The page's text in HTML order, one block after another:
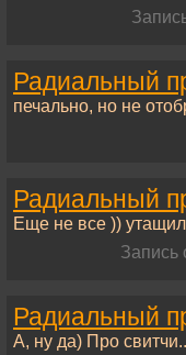
Радиальный
печально, но не
Радиальный
Еще не все ))
Запись
Радиальный
А, ну да) Про